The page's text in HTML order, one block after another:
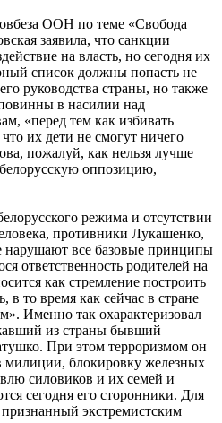
ООН по теме «Свобода
заявила, что санкции
на власть, но сегодня их
список должны попасть не
руководства страны, но также
в насилии над
«перед тем как избивать
их дети не смогут ничего
пожалуй, как нельзя лучше
оппозицию,
режима и отсутствии
противники Лукашенко,
нарушают все базовые принципы
ответственность родителей на
как стремление построить
то время как сейчас в стране
Именно так охарактеризовал
из страны бывший
При этом терроризмом он
милиции, блокировку железных
силовиков и их семей и
сегодня его сторонники. Для
экстремистским